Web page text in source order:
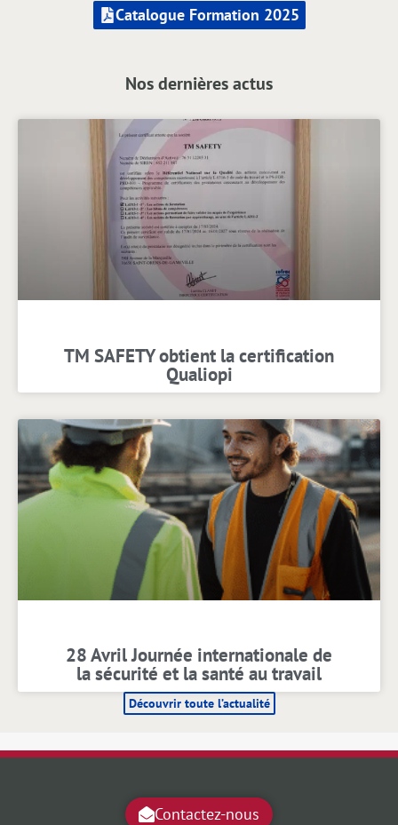
Catalogue Formation 2025
Nos dernières actus
TM SAFETY obtient la certification
Qualiopi
28 Avril Journée internationale de
la sécurité et la santé au travail
Découvrir toute l’actualité
Contactez-nous